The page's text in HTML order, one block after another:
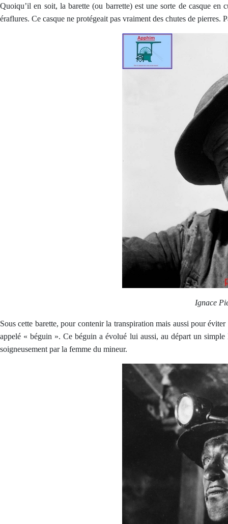
Quoiqu’il en soit, la barette (ou barrette) est une sorte de casque
éraflures. Ce casque ne protégeait pas vraiment des chutes de
Ignace
Sous cette barette, pour contenir la transpiration mais aussi pour
appelé « béguin ». Ce béguin a évolué lui aussi, au départ un
soigneusement par la femme du mineur.